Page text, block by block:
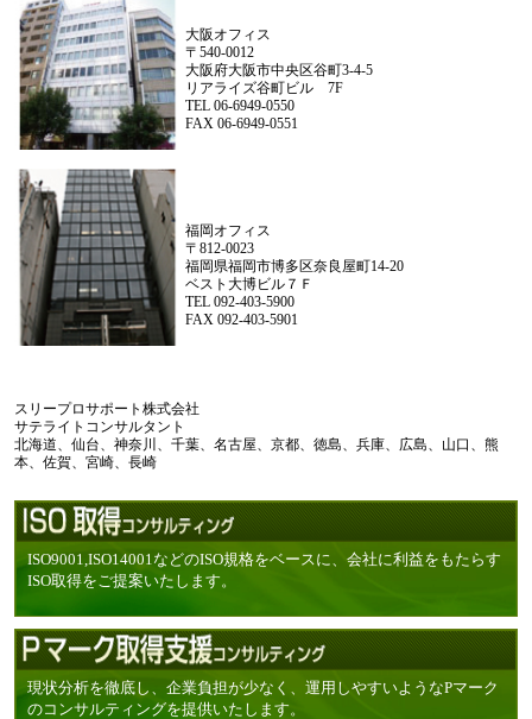
大阪オフィス
〒540-0012
大阪府大阪市中央区谷町3-4-5
リアライズ谷町ビル 7F
TEL 06-6949-0550
FAX 06-6949-0551
福岡オフィス
〒812-0023
福岡県福岡市博多区奈良屋町14-20
ベスト大博ビル７Ｆ
TEL 092-403-5900
FAX 092-403-5901
スリープロサポート株式会社
サテライトコンサルタント
北海道、仙台、神奈川、千葉、名古屋、京都、徳島、兵庫、広島、山口、熊
本、佐賀、宮崎、長崎
ISO9001,ISO14001などのISO規格をベースに、会社に利益をもたらす
ISO取得をご提案いたします。
現状分析を徹底し、企業負担が少なく、運用しやすいようなPマーク
のコンサルティングを提供いたします。